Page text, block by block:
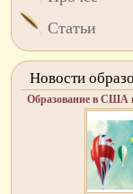
Статьи
Новости
Образование в США